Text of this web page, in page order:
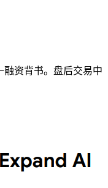
融资背书。盘后交易中